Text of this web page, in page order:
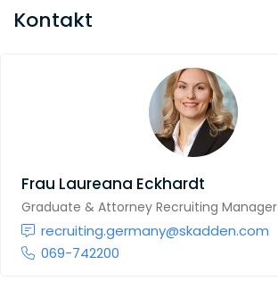
Kontakt
Frau Laureana Eckhardt
Graduate & Attorney Recruiting Manager
recruiting.germany@skadden.com
069-742200